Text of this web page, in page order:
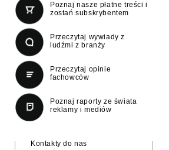
Poznaj nasze płatne treści i
zostań subskrybentem
Przeczytaj wywiady z
ludźmi z branży
Przeczytaj opinie
fachowców
Poznaj raporty ze świata
reklamy i mediów
Kontakty do nas